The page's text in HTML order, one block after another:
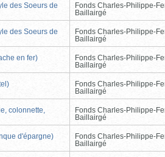
des Soeurs de
Fonds Charles-Philippe-
Baillairgé
des Soeurs de
Fonds Charles-Philippe-
Baillairgé
en fer)
Fonds Charles-Philippe-
Baillairgé
Fonds Charles-Philippe-
Baillairgé
colonnette,
Fonds Charles-Philippe-
Baillairgé
d'épargne)
Fonds Charles-Philippe-
Baillairgé